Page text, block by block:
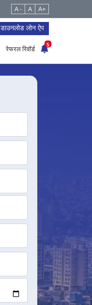
A - A A+
डाउनलोड लोन ऐप
रेफरल रिवॉर्ड
5